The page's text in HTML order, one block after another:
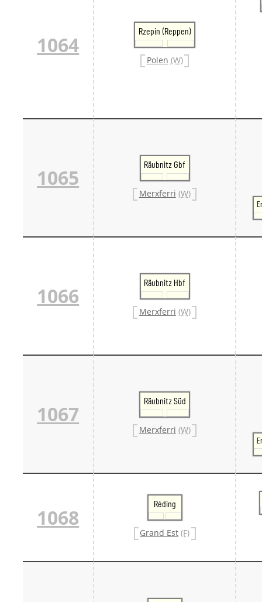
1064
Rzepin (Reppen)
Polen (W)
1065
Räubnitz Gbf
Merxferri (W)
1066
Räubnitz Hbf
Merxferri (W)
1067
Räubnitz Süd
Merxferri (W)
1068
Réding
Grand Est (F)